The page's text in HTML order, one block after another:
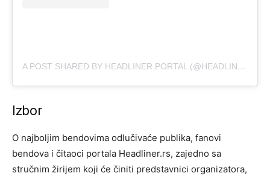
A POST SHARED BY HEADLINER PORTAL (@HEADLINER.RS)
Izbor
O najboljim bendovima odlučivaće publika, fanovi
bendova i čitaoci portala Headliner.rs, zajedno sa
stručnim žirijem koji će činiti predstavnici organizatora,